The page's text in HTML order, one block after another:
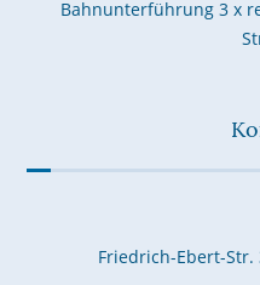
Bahnunterführung 3 x
Friedrich-Ebert-Str.